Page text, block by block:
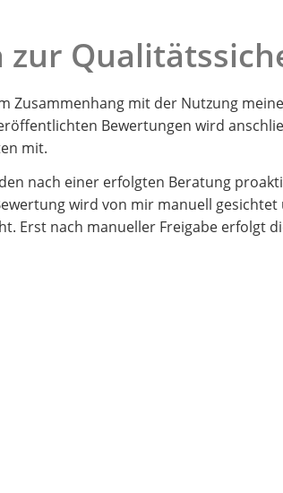
zur
Zusammenhang mit der Nutzung
Bewertungen wird
mit.
nach einer erfolgten Beratung
wird von mir manuell
Erst nach manueller Freigabe erfolgt